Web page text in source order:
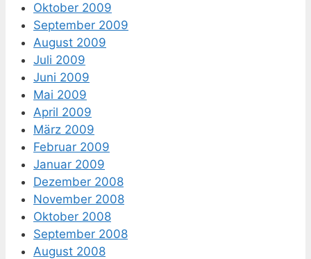
Oktober 2009
September 2009
August 2009
Juli 2009
Juni 2009
Mai 2009
April 2009
März 2009
Februar 2009
Januar 2009
Dezember 2008
November 2008
Oktober 2008
September 2008
August 2008